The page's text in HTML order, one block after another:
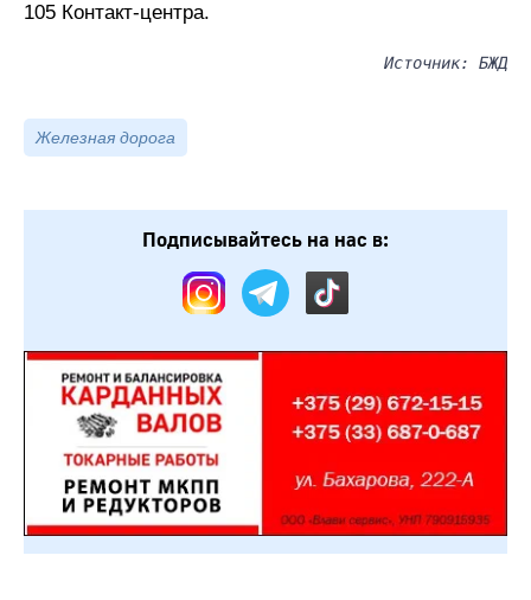
105 Контакт-центра.
Источник: БЖД
Железная дорога
Подписывайтесь на нас в: